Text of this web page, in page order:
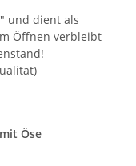
und dient als
Öffnen verbleibt
Öse